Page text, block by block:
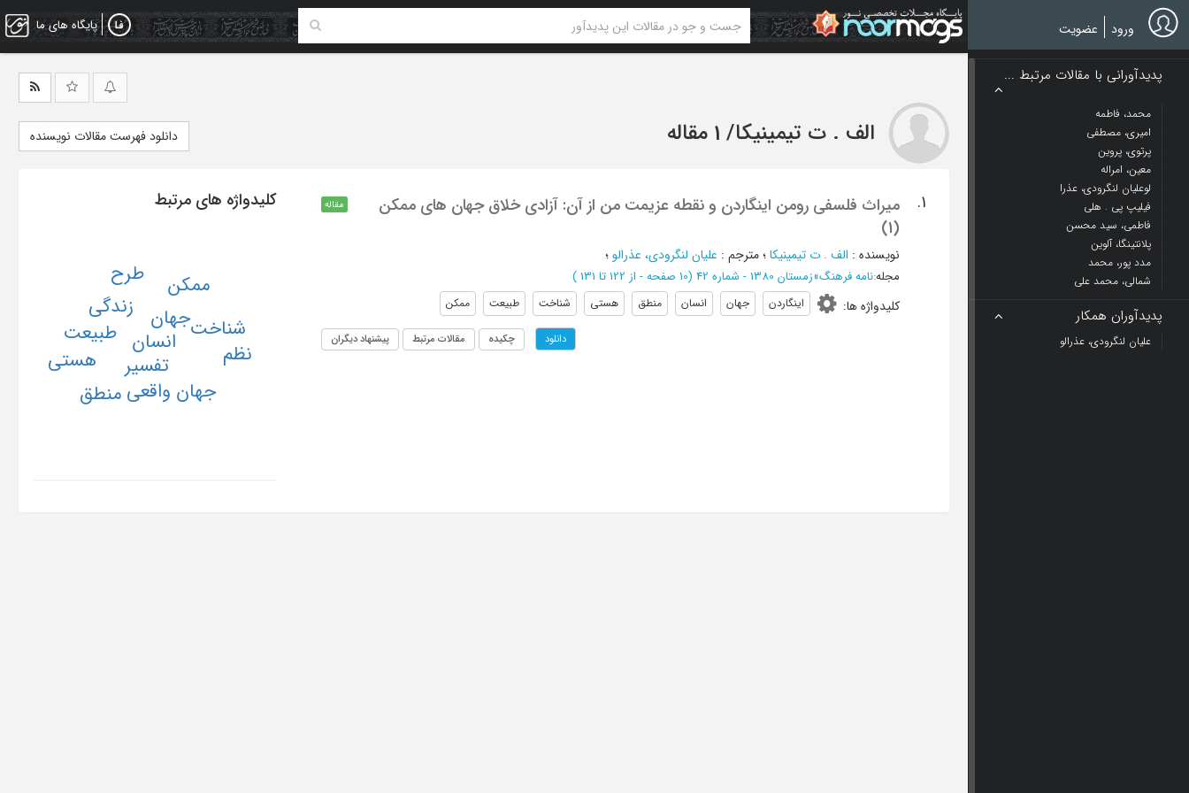
Skip
to
main
پایگاه های ما ورود عضویت
پدیدآورانی با مقالات مرتبط ...
محمد، فاطمه
امیری، مصطفی
پرتوی، پروین
معین، امراله
لوعلیان لنگرودی، عذرا
فیلیپ پی . هلی
فاطمی، سید محسن
پلانتینگا، آلوین
مدد پور، محمد
شمالی، محمد علی
پدیدآوران همکار
علیان لنگرودی، عذرالو
الف . ت تیمینیکا/ 1 مقاله دانلود فهرست مقالات نویسنده
1.
میراث فلسفی رومن اینگاردن و نقطه عزیمت من از آن: آزادی خلاق جهان های ممکن
(1)
مقاله
نویسنده : الف . ت تیمینیکا؛مترجم : علیان لنگرودی، عذرالو؛
مجله:نامه فرهنگ»زمستان 1380 - شماره 42 (‎10 صفحه - از 122 تا 131 )
کلیدواژه ها: اینگاردن جهان انسان منطق هستی شناخت طبیعت ممکن
دانلود چکیده مقالات مرتبط پیشنهاد دیگران
کلیدواژه های مرتبط
انسان
تفسیر
جهان
جهان واقعی
زندگی
شناخت طبیعت
طرح ممکن
منطق
نظم هستی